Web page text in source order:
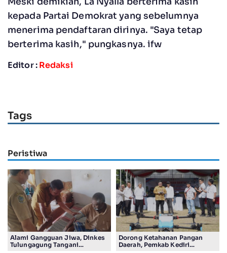
kepada Partai Demokrat yang sebelumnya
menerima pendaftaran dirinya. "Saya tetap
berterima kasih," pungkasnya. ifw
Editor :Redaksi
Tags
Peristiwa
Alami Gangguan Jiwa, Dinkes
Tulungagung Tangani
Dorong Ketahanan Pangan
Daerah, Pemkab Kediri